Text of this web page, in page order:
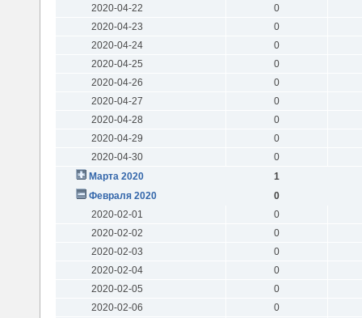
2020-04-22
0
2020-04-23
0
2020-04-24
0
2020-04-25
0
2020-04-26
0
2020-04-27
0
2020-04-28
0
2020-04-29
0
2020-04-30
0
Марта 2020
1
Февраля 2020
0
2020-02-01
0
2020-02-02
0
2020-02-03
0
2020-02-04
0
2020-02-05
0
2020-02-06
0